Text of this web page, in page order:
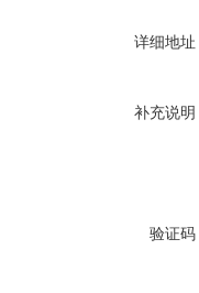
详细地址
补充说明
验证码